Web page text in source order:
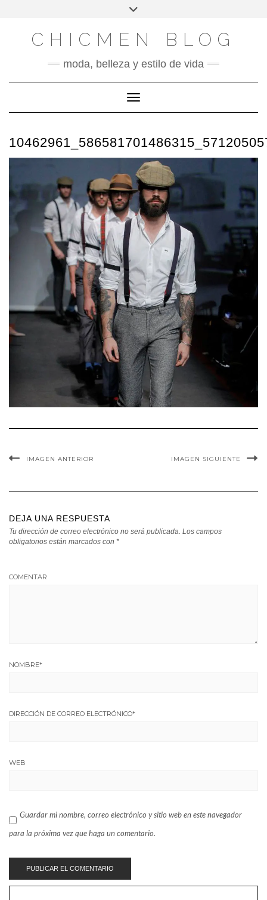
Alternar
cabecera
CHICMEN BLOG
moda, belleza y estilo de vida
Cambiar modo de navegación
IMAGEN ANTERIOR IMAGEN SIGUIENTE
DEJA UNA RESPUESTA
Tu dirección de correo electrónico no será publicada. Los campos
obligatorios están marcados con *
COMENTAR
NOMBRE*
DIRECCIÓN DE CORREO ELECTRÓNICO*
WEB
Guardar mi nombre, correo electrónico y sitio web en este navegador
para la próxima vez que haga un comentario.